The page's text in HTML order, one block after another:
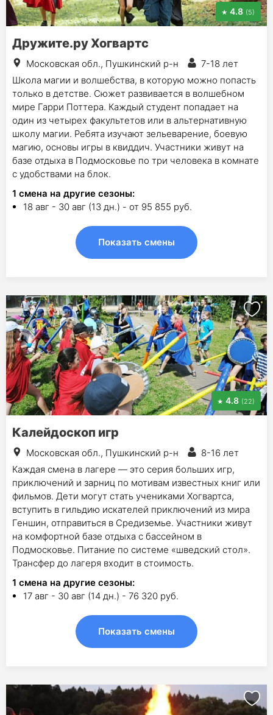
4.8 (5)
Дружите.ру Хогвартс
Московская обл., Пушкинский р-н
7-18 лет
Школа магии и волшебства, в которую можно попасть
только в детстве. Сюжет развивается в волшебном
мире Гарри Поттера. Каждый студент попадает на
один из четырех факультетов или в альтернативную
школу магии. Ребята изучают зельеварение, боевую
магию, основы игры в квиддич. Участники живут на
базе отдыха в Подмосковье по три человека в комнате
с удобствами на блок.
1 смена на другие сезоны:
18 авг - 30 авг (13 дн.) - от 95 855 руб.
Показать смены
4.8 (22)
Калейдоскоп игр
Московская обл., Пушкинский р-н
8-16 лет
Каждая смена в лагере — это серия больших игр,
приключений и зарниц по мотивам известных книг или
фильмов. Дети могут стать учениками Хогвартса,
вступить в гильдию искателей приключений из мира
Геншин, отправиться в Средиземье. Участники живут
на комфортной базе отдыха с бассейном в
Подмосковье. Питание по системе «шведский стол».
Трансфер до лагеря входит в стоимость.
1 смена на другие сезоны:
17 авг - 30 авг (14 дн.) - 76 320 руб.
Показать смены